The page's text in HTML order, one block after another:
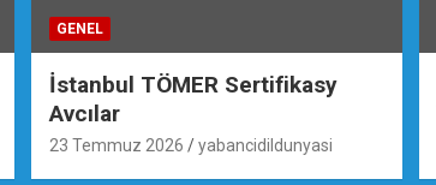
GENEL
İstanbul TÖMER Sertifikasy
Avcılar
23 Temmuz 2026 yabancidildunyasi